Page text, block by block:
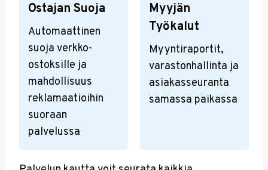
Ostajan Suoja
Automaattinen
suoja verkko-
ostoksille ja
mahdollisuus
reklamaatioihin
suoraan
palvelussa
Myyjän
Työkalut
Myyntiraportit,
varastonhallinta ja
asiakasseuranta
samassa paikassa